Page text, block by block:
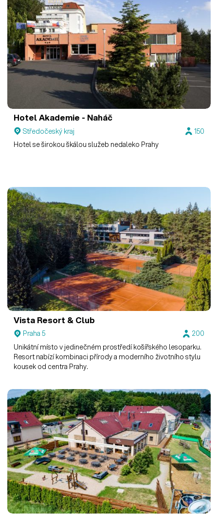
Hotel Akademie - Naháč
Středočeský kraj
150
Hotel se širokou škálou služeb nedaleko Prahy
Vista Resort & Club
Praha 5
200
Unikátní místo v jedinečném prostředí košířského lesoparku.
Resort nabízí kombinaci přírody a moderního životního stylu
kousek od centra Prahy.